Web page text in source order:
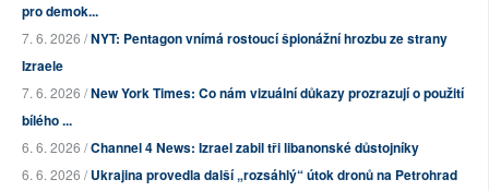
pro demok...
7. 6. 2026 /NYT: Pentagon vnímá rostoucí špionážní hrozbu ze strany
Izraele
7. 6. 2026 /New York Times: Co nám vizuální důkazy prozrazují o použití
bílého ...
6. 6. 2026 /Channel 4 News: Izrael zabil tři libanonské důstojníky
6. 6. 2026 /Ukrajina provedla další „rozsáhlý“ útok dronů na Petrohrad